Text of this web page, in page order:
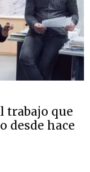
trabajo que
desde hace